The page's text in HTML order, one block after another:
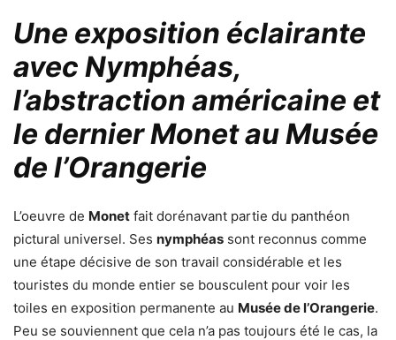
Une exposition éclairante
avec Nymphéas,
l’abstraction américaine et
le dernier Monet au Musée
de l’Orangerie
L’oeuvre de Monet fait dorénavant partie du panthéon
pictural universel. Ses nymphéas sont reconnus comme
une étape décisive de son travail considérable et les
touristes du monde entier se bousculent pour voir les
toiles en exposition permanente au Musée de l’Orangerie.
Peu se souviennent que cela n’a pas toujours été le cas, la